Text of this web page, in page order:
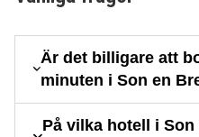
Är det billigare att
minuten i Son en
På vilka hotell i